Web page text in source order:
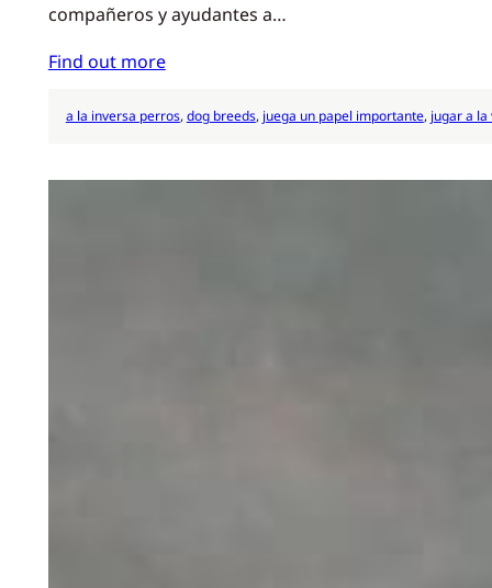
compañeros y ayudantes a…
Find out more
a la inversa perros, dog breeds, juega un papel importante, jugar a la